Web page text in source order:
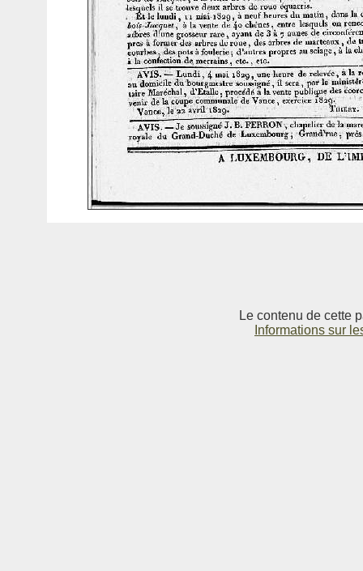
Le contenu de cette
Informations sur